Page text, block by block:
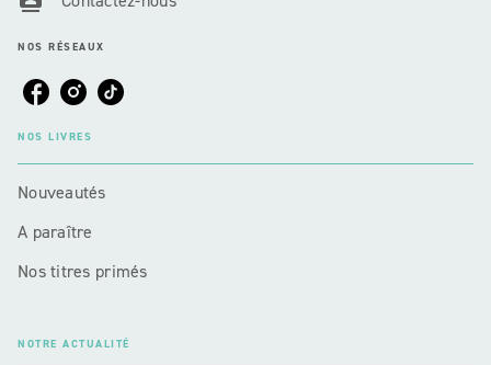
NOS RÉSEAUX
NOS LIVRES
Nouveautés
A paraître
Nos titres primés
NOTRE ACTUALITÉ